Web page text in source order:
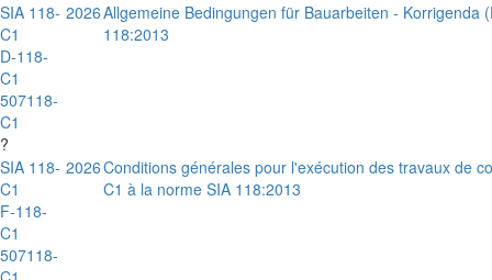
SIA 118-
C1
D-118-
C1
507118-
C1
?
2026Allgemeine Bedingungen für Bauarbeiten - Korrigenda
118:2013
SIA 118-
C1
F-118-
C1
507118-
2026Conditions générales pour l'exécution des travaux de
C1 à la norme SIA 118:2013